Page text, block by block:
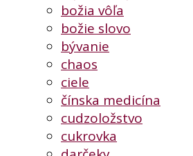
božia vôľa
božie slovo
bývanie
chaos
ciele
čínska medicína
cudzoložstvo
cukrovka